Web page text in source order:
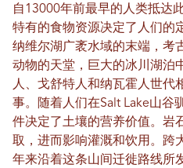
自13000年前最早的人类抵达
特有的食物资源决定了人们的
纳维尔湖广袤水域的末端，考
动物的天堂，巨大的冰川湖泊
人、戈舒特人和纳瓦霍人世代
事。随着人们在Salt Lake山谷
件决定了土壤的营养价值。岩
取，进而影响灌溉和饮用。跨
年来沿着这条山间迁徙路线所